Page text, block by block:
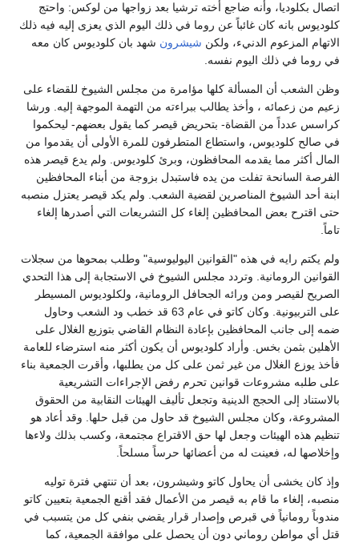
اتصال بكلوديا، وأنه ضاجع أخته ترشيا بعد زواجها من لوكس: واحتج
كلوديوس بانه كان غائباً عن روما في ذلك اليوم الذي يعزى إليه فيه ذلك
الاتهام المزعوم الدنيء، ولكن شيشرون شهد بان كلوديوس كان معه
في روما في ذلك اليوم نفسه.
وظن الشعب أن المسألة كلها مؤامرة من مجلس الشيوخ للقضاء على
زعيم من زعمائه ، وأخذ يطالب ببراءته من التهمة الموجهة إليه. ورشا
كراسس عدداً من القضاة- بتحريض قيصر كما يقول بعضهم- ليحكموا
في صالح كلوديوس، واستطاع المتطرفون للمرة الأولى أن يقدموا من
المال أكثر مما يقدمه المحافظون، وبرئ كلوديوس. ولم يدع قيصر هذه
الفرصة السانحة تفلت من يده فاستبدل بزوجة من أبناء المحافظين
ابنة أحد الشيوخ المناصرين لقضية الشعب. ولم يكد قيصر يعتزل منصبه
حتى اقترح بعض المحافظين إلغاء كل التشريعات التي أصدرها إلغاء
تاماً.
ولم يكتم رايه في هذه "القوانين اليوليوسية" وطلب بمحوها من سجلات
القوانين الرومانية. وتردد مجلس الشيوخ في الاستجابة إلى هذا التحدي
الصريح لقيصر ومن ورائه الجحافل الرومانية، ولكلوديوس المسيطر
على التربيونية. وكان كاتو في عام 63 قد خطب ود الشعب وحاول
ضمه إلى جانب المحافظين بإعادة النظام القاضي بتوزيع الغلال على
الأهلين بثمن بخس. وأراد كلوديوس أن يكون أكثر منه استرضاء للعامة
فأخذ يوزع الغلال من غير ثمن على كل من يطلبها، وأقرت الجمعية بناء
على طلبه مشروعات قوانين تحرم رفض الإجراءات التشريعية
بالاستناد إلى الحجج الدينية وتجعل تأليف الهيئات النقابية من الحقوق
المشروعة، وكان مجلس الشيوخ قد حاول من قبل حلها. وقد أعاد هو
تنظيم هذه الهيئات وجعل لها حق الاقتراع مجتمعة، وكسب بذلك ولاءها
وإخلاصها له، فعينت له من أعضائها حرساً مسلحاً.
وإذ كان يخشى أن يحاول كاتو وشيشرون، بعد أن تنتهي فترة توليه
منصبه، إلغاء ما قام به قيصر من الأعمال فقد أقنع الجمعية بتعيين كاتو
مندوباً رومانياً في قبرص وإصدار قرار يقضي بنفي كل من يتسبب في
قتل أي مواطن روماني دون أن يحصل على موافقة الجمعية، كما